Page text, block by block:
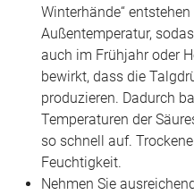
Winterhände“
Außentemperatur,
auch im Frühjahr oder
bewirkt, dass die
produzieren. Dadurch
Temperaturen der
so schnell auf.
Feuchtigkeit.
Nehmen Sie